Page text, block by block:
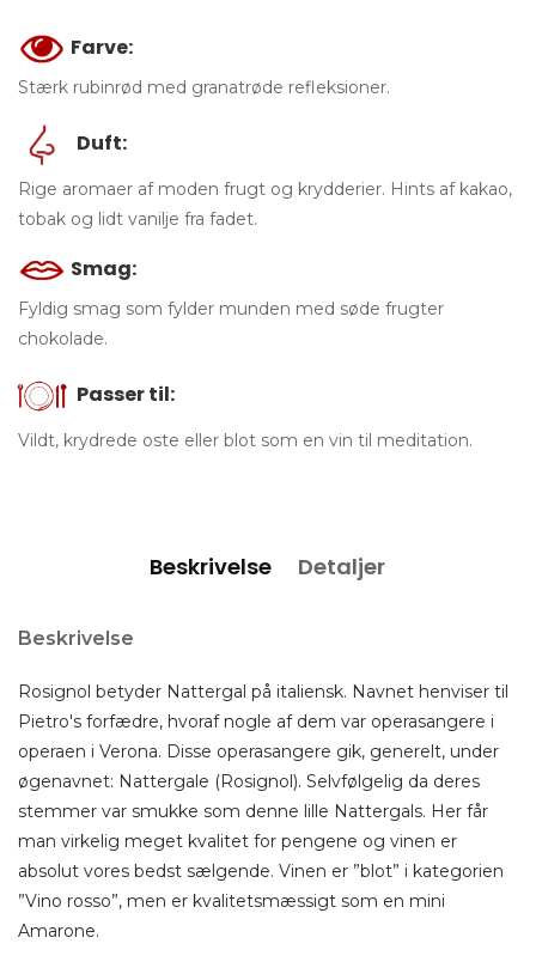
Farve:
Stærk rubinrød med granatrøde refleksioner.
Duft:
Rige aromaer af moden frugt og krydderier. Hints af kakao,
tobak og lidt vanilje fra fadet.
Smag:
Fyldig smag som fylder munden med søde frugter
chokolade.
Passer til:
Vildt, krydrede oste eller blot som en vin til meditation.
Beskrivelse Detaljer
Beskrivelse
Rosignol betyder Nattergal på italiensk. Navnet henviser til
Pietro's forfædre, hvoraf nogle af dem var operasangere i
operaen i Verona. Disse operasangere gik, generelt, under
øgenavnet: Nattergale (Rosignol). Selvfølgelig da deres
stemmer var smukke som denne lille Nattergals. Her får
man virkelig meget kvalitet for pengene og vinen er
absolut vores bedst sælgende. Vinen er ”blot” i kategorien
”Vino rosso”, men er kvalitetsmæssigt som en mini
Amarone.